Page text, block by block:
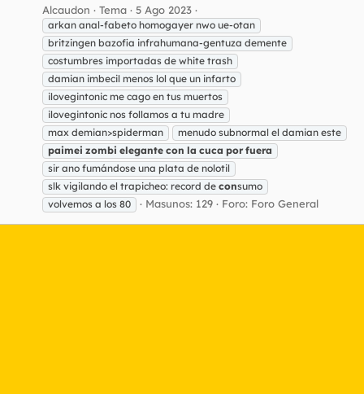
Alcaudon Tema 5 Ago 2023
arkan anal-fabeto homogayer nwo ue-otan
britzingen bazofia infrahumana-gentuza demente
costumbres importadas de white trash
damian imbecil menos lol que un infarto
ilovegintonic me cago en tus muertos
ilovegintonic nos follamos a tu madre
max demian>spiderman
menudo subnormal el damian este
paimei zombi elegante con la cuca por fuera
sir ano fumándose una plata de nolotil
slk vigilando el trapicheo: record de consumo
volvemos a los 80
Masunos: 129 Foro: Foro General